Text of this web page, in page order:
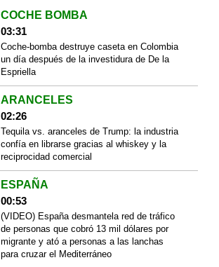
COCHE BOMBA
03:31
Coche-bomba destruye caseta en Colombia
un día después de la investidura de De la
Espriella
ARANCELES
02:26
Tequila vs. aranceles de Trump: la industria
confía en librarse gracias al whiskey y la
reciprocidad comercial
ESPAÑA
00:53
(VIDEO) España desmantela red de tráfico
de personas que cobró 13 mil dólares por
migrante y ató a personas a las lanchas
para cruzar el Mediterráneo